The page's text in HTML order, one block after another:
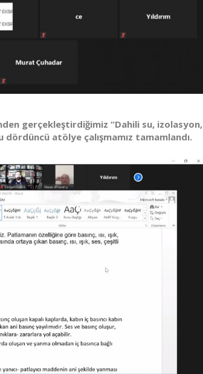
gerçekleştirdiğimiz “Dahili su, izolasyon,
atölye çalışmamız tamamlandı.